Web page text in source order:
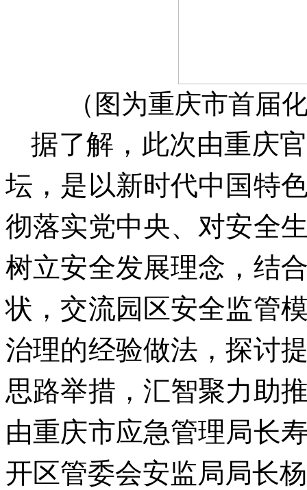
（图为重庆市首届
据了解，此次由重庆
坛，是以新时代中国特
彻落实党中央、对安全
树立安全发展理念，结
状，交流园区安全监管
治理的经验做法，探讨
思路举措，汇智聚力助
由重庆市应急管理局长
开区管委会安监局局长